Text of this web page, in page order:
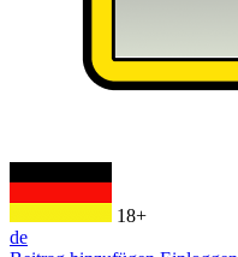
18+
de